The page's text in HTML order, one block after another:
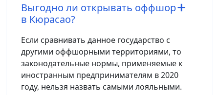
Выгодно ли открывать оффшор
в Кюрасао?
Если сравнивать данное государство с
другими оффшорными территориями, то
законодательные нормы, применяемые к
иностранным предпринимателям в 2020
году, нельзя назвать самыми лояльными.